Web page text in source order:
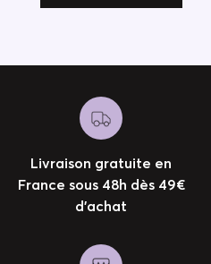
Livraison gratuite en
France sous 48h dès 49€
d’achat